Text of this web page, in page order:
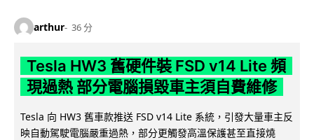
arthur 36 分
Tesla HW3 舊硬件裝 FSD v14 Lite 頻
現過熱 部分電腦損毀車主須自費維修
Tesla 向 HW3 舊車款推送 FSD v14 Lite 系統，引發大量車主反
映自動駕駛電腦嚴重過熱，部分更觸發高溫保護甚至直接燒